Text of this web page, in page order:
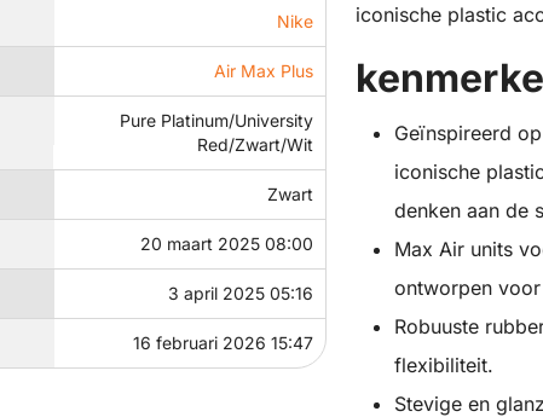
Nike
Air Max Plus
Pure Platinum/University
Red/Zwart/Wit
Zwart
20 maart 2025 08:00
3 april 2025 05:16
16 februari 2026 15:47
iconische plastic
Geïnspireerd
iconische
denken aan de
Max Air units
ontworpen
Robuuste
flexibiliteit.
Stevige en